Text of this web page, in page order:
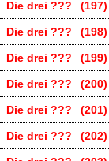
Die drei ???
Die drei ???
Die drei ???
Die drei ???
Die drei ???
Die drei ???